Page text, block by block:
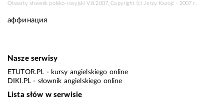
Otwarty słownik polsko-rosyjski V.8.2007, Copyright (c) Jerzy Kazojć - 2007 r.
аффинация
Nasze serwisy
ETUTOR.PL - kursy angielskiego online
DIKI.PL - słownik angielskiego online
Lista słów w serwisie